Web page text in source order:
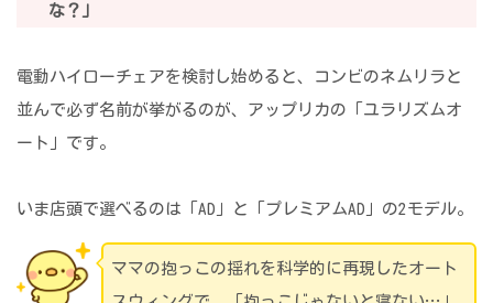
な？」
電動ハイローチェアを検討し始めると、コンビのネムリラと
並んで必ず名前が挙がるのが、アップリカの「ユラリズムオ
ート」です。
いま店頭で選べるのは「AD」と「プレミアムAD」の2モデル。
ママの抱っこの揺れを科学的に再現したオート